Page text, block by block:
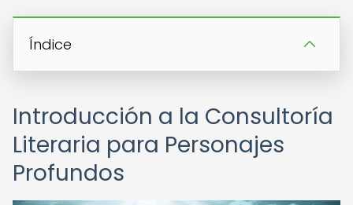
Índice
Introducción a la Consultoría
Literaria para Personajes
Profundos